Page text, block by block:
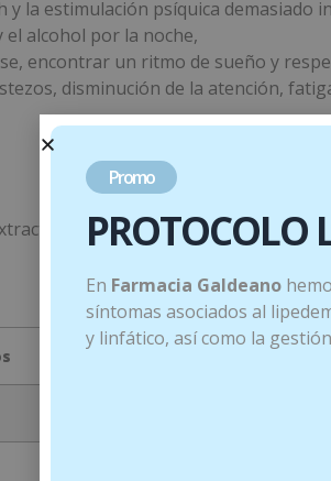
y la estimulación psíquica
el alcohol por la noche,
encontrar un ritmo de sueño y
disminución de la atención,
de espino blanco Crataegus
Promo
PROTOCOLO
En Farmacia Galdeano
síntomas asociados al
y linfático, así como la